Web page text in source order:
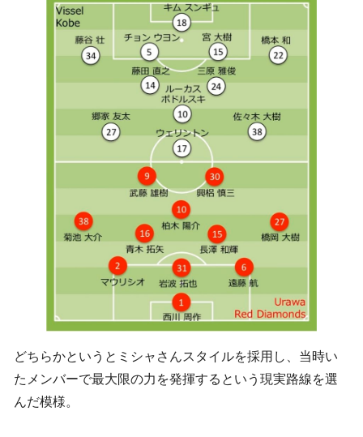
どちらかというとミシャさんスタイルを採用し、当時い
たメンバーで最大限の力を発揮するという現実路線を選
んだ模様。